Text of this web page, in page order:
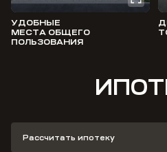
УДОБНЫЕ
МЕСТА ОБЩЕГО
ПОЛЬЗОВАНИЯ
Рассчитать ипотеку